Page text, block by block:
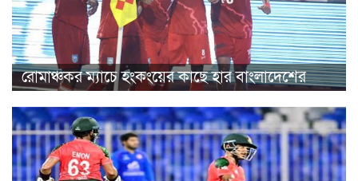
রোমাঞ্চকর ম্যাচে হংকংয়ের কাছে হার বাংলাদেশের